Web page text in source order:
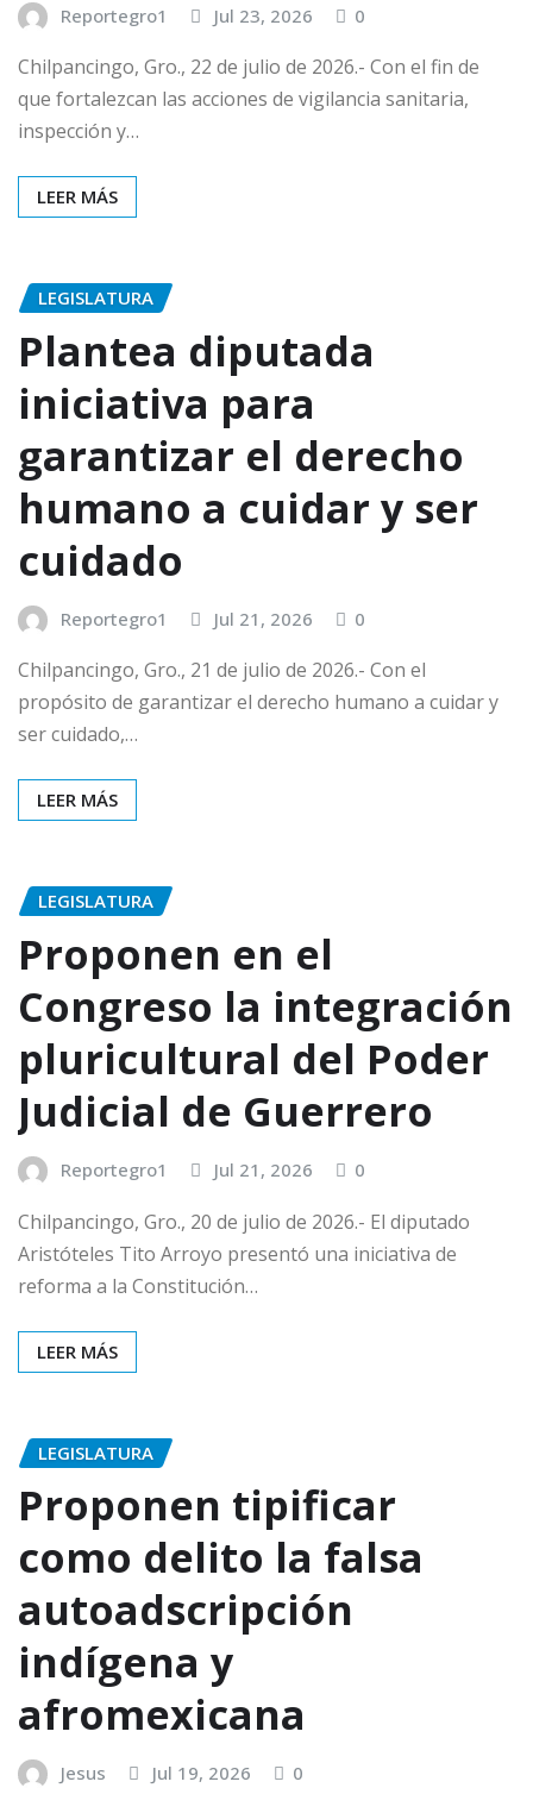
Reportegro1 Jul 23, 2026 0
Chilpancingo, Gro., 22 de julio de 2026.- Con el fin de
que fortalezcan las acciones de vigilancia sanitaria,
inspección y…
LEER MÁS
LEGISLATURA
Plantea diputada
iniciativa para
garantizar el derecho
humano a cuidar y ser
cuidado
Reportegro1 Jul 21, 2026 0
Chilpancingo, Gro., 21 de julio de 2026.- Con el
propósito de garantizar el derecho humano a cuidar y
ser cuidado,…
LEER MÁS
LEGISLATURA
Proponen en el
Congreso la integración
pluricultural del Poder
Judicial de Guerrero
Reportegro1 Jul 21, 2026 0
Chilpancingo, Gro., 20 de julio de 2026.- El diputado
Aristóteles Tito Arroyo presentó una iniciativa de
reforma a la Constitución…
LEER MÁS
LEGISLATURA
Proponen tipificar
como delito la falsa
autoadscripción
indígena y
afromexicana
Jesus Jul 19, 2026 0